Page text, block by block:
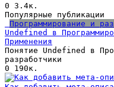
0 3.4к.
Популярные публикации
Программирование и
Undefined в
Применения
Понятие Undefined в
разработчики
0
190к.